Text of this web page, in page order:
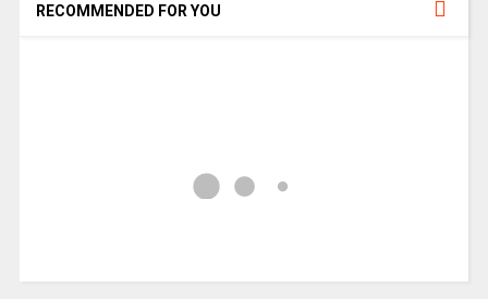
RECOMMENDED FOR YOU